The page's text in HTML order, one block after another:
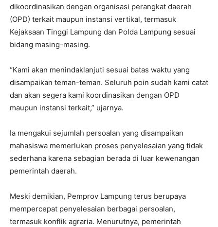
dikoordinasikan dengan organisasi perangkat daerah
(OPD) terkait maupun instansi vertikal, termasuk
Kejaksaan Tinggi Lampung dan Polda Lampung sesuai
bidang masing-masing.
“Kami akan menindaklanjuti sesuai batas waktu yang
disampaikan teman-teman. Seluruh poin sudah kami catat
dan akan segera kami koordinasikan dengan OPD
maupun instansi terkait,” ujarnya.
Ia mengakui sejumlah persoalan yang disampaikan
mahasiswa memerlukan proses penyelesaian yang tidak
sederhana karena sebagian berada di luar kewenangan
pemerintah daerah.
Meski demikian, Pemprov Lampung terus berupaya
mempercepat penyelesaian berbagai persoalan,
termasuk konflik agraria. Menurutnya, pemerintah